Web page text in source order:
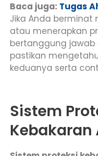
Baca juga: Tugas
Jika Anda berminat
atau menerapkan
bertanggung jawab
pastikan
keduanya serta
Sistem
Kebakaran